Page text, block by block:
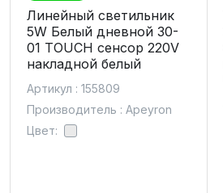
Линейный светильник
5W Белый дневной 30-
01 TOUCH сенсор 220V
накладной белый
Артикул : 155809
Производитель : Apeyron
Цвет: